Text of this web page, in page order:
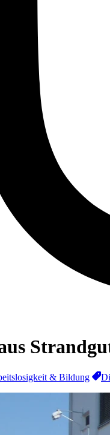
& Bildung